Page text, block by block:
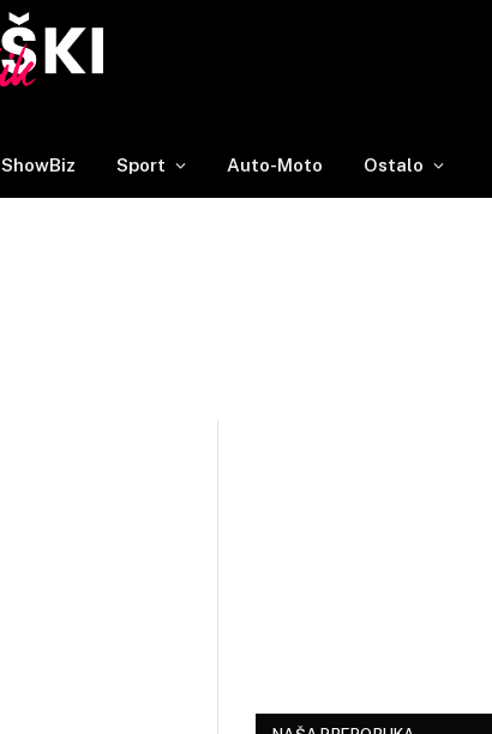
ShowBiz Sport Auto-Moto Ostalo